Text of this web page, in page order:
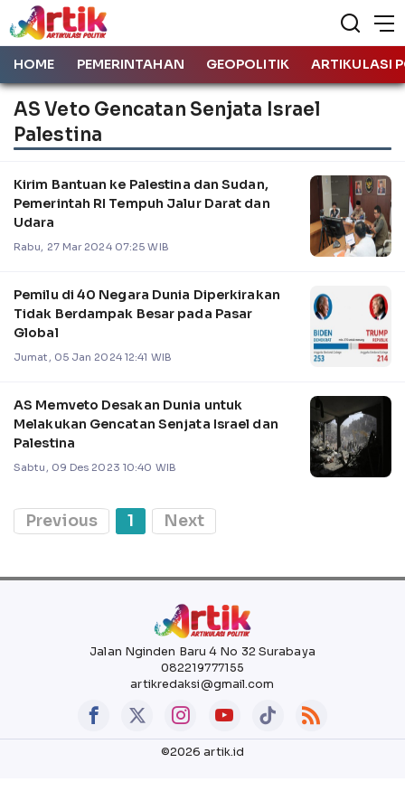
HOME PEMERINTAHAN GEOPOLITIK ARTIKULASI
AS Veto Gencatan Senjata Israel
Palestina
Kirim Bantuan ke Palestina dan Sudan,
Pemerintah RI Tempuh Jalur Darat dan
Udara
Rabu, 27 Mar 2024 07:25 WIB
Pemilu di 40 Negara Dunia Diperkirakan
Tidak Berdampak Besar pada Pasar
Global
Jumat, 05 Jan 2024 12:41 WIB
AS Memveto Desakan Dunia untuk
Melakukan Gencatan Senjata Israel dan
Palestina
Sabtu, 09 Des 2023 10:40 WIB
Previous 1 Next
Jalan Nginden Baru 4 No 32 Surabaya
082219777155
artikredaksi@gmail.com
©2026 artik.id